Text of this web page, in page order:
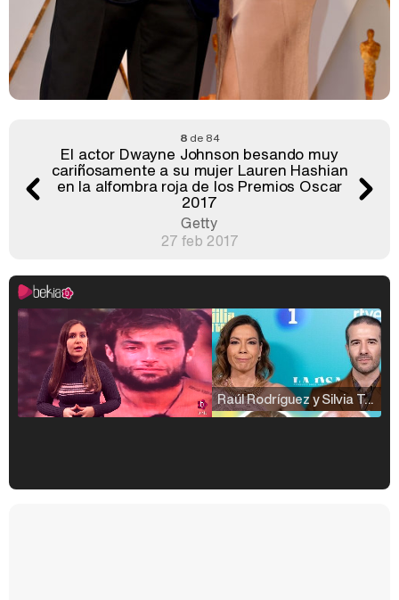
8 de 84
El actor Dwayne Johnson besando muy
cariñosamente a su mujer Lauren Hashian
en la alfombra roja de los Premios Oscar
2017
Getty
27 feb 2017
Raúl Rodríguez y Silvia Taulés nos cuentan su papel en 'La familia de la tele'